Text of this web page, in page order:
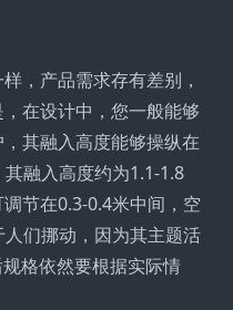
，产品需求存有差别，
在设计中，您一般能够
其融入高度能够操纵在
融入高度约为1.1-1.8
节在0.3-0.4米中间，空
们挪动，因为其主题活
格依然要根据实际情